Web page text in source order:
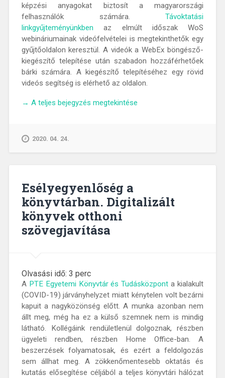
képzési anyagokat biztosít a magyarországi
felhasználók számára.Távoktatási
linkgyűjteményünkben az elmúlt időszak WoS
webináriumainak videófelvételei is megtekinthetők egy
gyűjtőoldalon keresztül. A videók a WebEx böngésző-
kiegészítő telepítése után szabadon hozzáférhetőek
bárki számára. A kiegészítő telepítéséhez egy rövid
videós segítség is elérhető az oldalon.
„WebEx
telepítése
→ A teljes bejegyzés megtekintése
2020. 04. 24.
Esélyegyenlőség a
könyvtárban. Digitalizált
könyvek otthoni
szövegjavítása
Olvasási idő: 3 perc
A PTE Egyetemi Könyvtár és Tudásközpont a kialakult
(COVID-19) járványhelyzet miatt kénytelen volt bezárni
kapuit a nagyközönség előtt. A munka azonban nem
állt meg, még ha ez a külső szemnek nem is mindig
látható. Kollégáink rendületlenül dolgoznak, részben
ügyeleti rendben, részben Home Office-ban. A
beszerzések folyamatosak, és ezért a feldolgozás
sem állhat meg. A zökkenőmentesebb oktatás és
kutatás elősegítése céljából a teljes könyvtári hálózat